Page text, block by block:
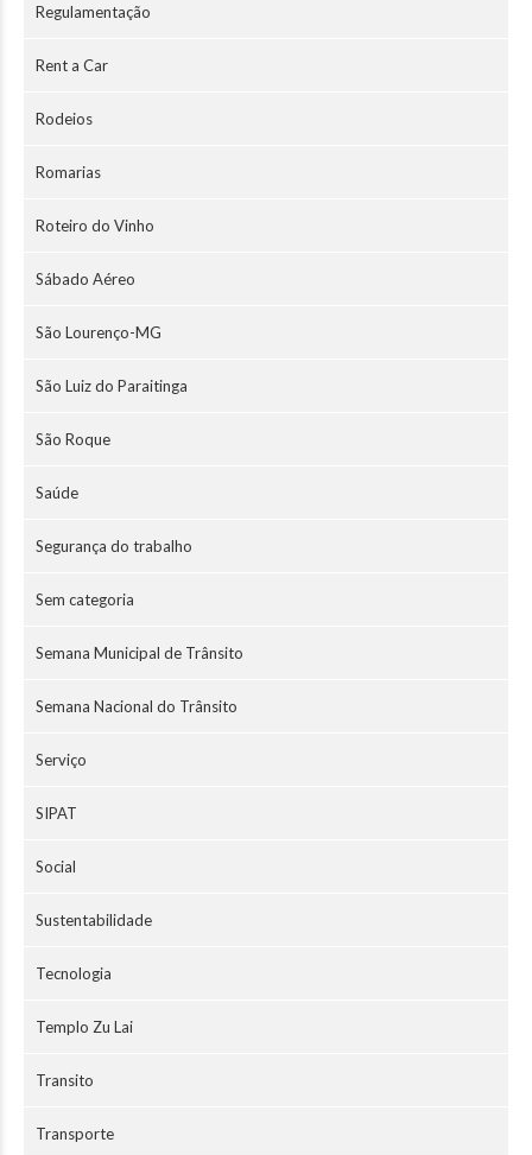
Regulamentação
Rent a Car
Rodeios
Romarias
Roteiro do Vinho
Sábado Aéreo
São Lourenço-MG
São Luiz do Paraitinga
São Roque
Saúde
Segurança do trabalho
Sem categoria
Semana Municipal de Trânsito
Semana Nacional do Trânsito
Serviço
SIPAT
Social
Sustentabilidade
Tecnologia
Templo Zu Lai
Transito
Transporte